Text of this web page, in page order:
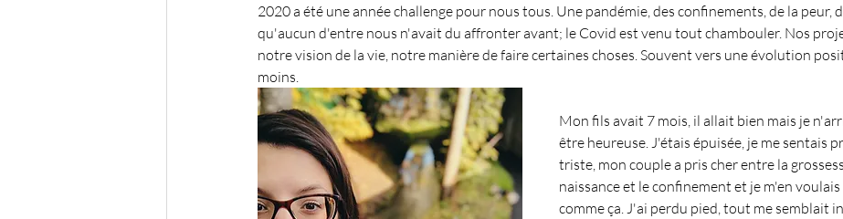
2020 a été une année challenge pour nous tous. Une pandémie, des confinements, de la peur,
qu'aucun d'entre nous n'avait du affronter avant; le Covid est venu tout chambouler. Nos
notre vision de la vie, notre manière de faire certaines choses. Souvent vers une évolution
moins.
Mon fils avait 7 mois, il allait bien mais je
être heureuse. J'étais épuisée, je me sentais
triste, mon couple a pris cher entre la
naissance et le confinement et je m'en
comme ça. J'ai perdu pied, tout me semblait